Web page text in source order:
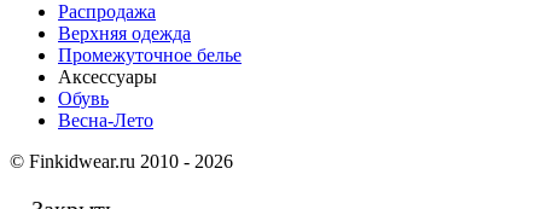
Распродажа
Верхняя одежда
Промежуточное белье
Аксессуары
Обувь
Весна-Лето
© Finkidwear.ru 2010 - 2026